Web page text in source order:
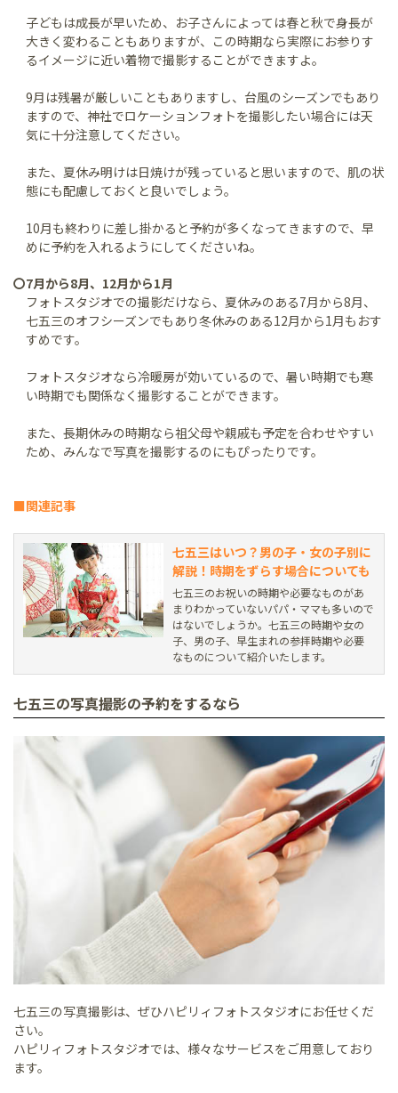
子どもは成長が早いため、お子さんによっては春と秋で身長が
大きく変わることもありますが、この時期なら実際にお参りす
るイメージに近い着物で撮影することができますよ。
9月は残暑が厳しいこともありますし、台風のシーズンでもあり
ますので、神社でロケーションフォトを撮影したい場合には天
気に十分注意してください。
また、夏休み明けは日焼けが残っていると思いますので、肌の状
態にも配慮しておくと良いでしょう。
10月も終わりに差し掛かると予約が多くなってきますので、早
めに予約を入れるようにしてくださいね。
〇7月から8月、12月から1月
フォトスタジオでの撮影だけなら、夏休みのある7月から8月、
七五三のオフシーズンでもあり冬休みのある12月から1月もおす
すめです。
フォトスタジオなら冷暖房が効いているので、暑い時期でも寒
い時期でも関係なく撮影することができます。
また、長期休みの時期なら祖父母や親戚も予定を合わせやすい
ため、みんなで写真を撮影するのにもぴったりです。
■関連記事
七五三はいつ？男の子・女の子別に
解説！時期をずらす場合についても
七五三のお祝いの時期や必要なものがあ
まりわかっていないパパ・ママも多いので
はないでしょうか。七五三の時期や女の
子、男の子、早生まれの参拝時期や必要
なものについて紹介いたします。
七五三の写真撮影の予約をするなら
七五三の写真撮影は、ぜひハピリィフォトスタジオにお任せくだ
さい。
ハピリィフォトスタジオでは、様々なサービスをご用意しており
ます。